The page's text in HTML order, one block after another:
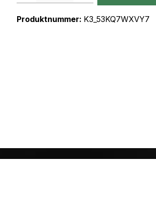
Produktnummer: K3_53KQ7WXVY7